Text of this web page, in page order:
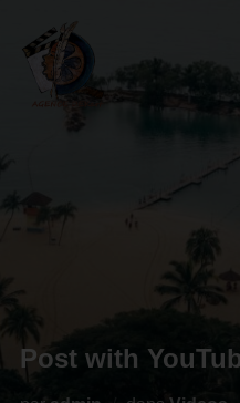
Post with